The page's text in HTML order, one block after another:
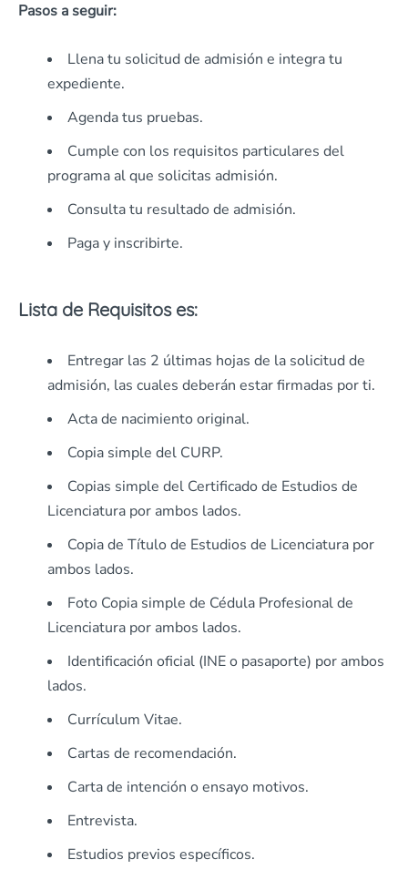
Pasos a seguir:
Llena tu solicitud de admisión e integra tu
expediente.
Agenda tus pruebas.
Cumple con los requisitos particulares del
programa al que solicitas admisión.
Consulta tu resultado de admisión.
Paga y inscribirte.
Lista de Requisitos es:
Entregar las 2 últimas hojas de la solicitud de
admisión, las cuales deberán estar firmadas por ti.
Acta de nacimiento original.
Copia simple del CURP.
Copias simple del Certificado de Estudios de
Licenciatura por ambos lados.
Copia de Título de Estudios de Licenciatura por
ambos lados.
Foto Copia simple de Cédula Profesional de
Licenciatura por ambos lados.
Identificación oficial (INE o pasaporte) por ambos
lados.
Currículum Vitae.
Cartas de recomendación.
Carta de intención o ensayo motivos.
Entrevista.
Estudios previos específicos.